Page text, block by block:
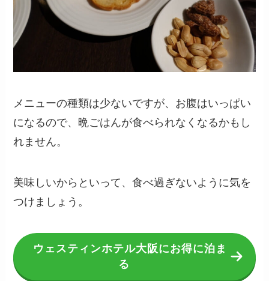
メニューの種類は少ないですが、お腹はいっぱい
になるので、晩ごはんが食べられなくなるかもし
れません。
美味しいからといって、食べ過ぎないように気を
つけましょう。
ウェスティンホテル大阪にお得に泊ま
る